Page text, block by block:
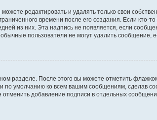
редактировать и удалять только свои
времени после его создания. Если
из них. Эта надпись не появляется, если
пользователи не могут удалить сообщение,
разделе. После этого вы можете отметить
по умолчанию ко всем вашим сообщениям, сделав
добавление подписи в отдельных